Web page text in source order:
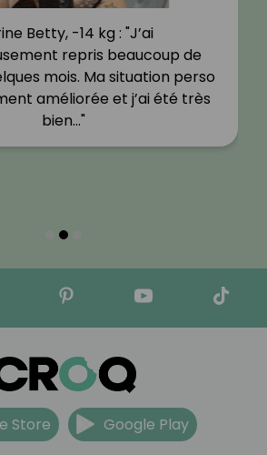
Betty, -14 kg : "J’ai
repris beaucoup de
mois. Ma situation perso
améliorée et j’ai été très
bien…"
Store Google Play